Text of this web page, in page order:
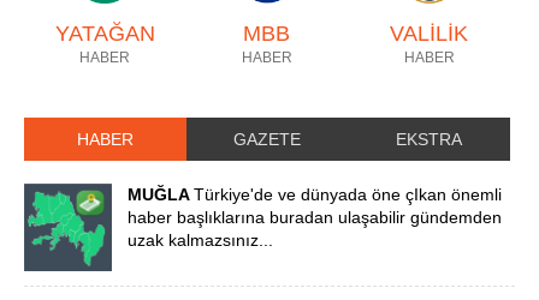
YATAĞAN
HABER
MBB
HABER
VALİLİK
HABER
HABER GAZETE EKSTRA
MUĞLATürkiye'de ve dünyada öne çIkan önemli
haber başlıklarına buradan ulaşabilir gündemden
uzak kalmazsınız...